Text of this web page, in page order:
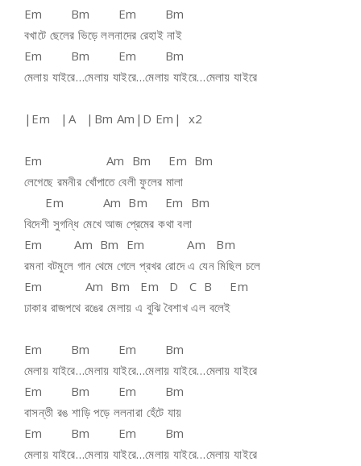
Em Bm Em Bm
বখাটে ছেলের ভিড়ে ললনাদের রেহাই নাই
Em Bm Em Bm
মেলায় যাইরে…মেলায় যাইরে…মেলায় যাইরে…মেলায় যাইরে
|Em |A |Bm Am|D Em| x2
Em Am Bm Em Bm
লেগেছে রমনীর খোঁপাতে বেলী ফুলের মালা
Em Am Bm Em Bm
বিদেশী সুগন্ধি মেখে আজ প্রেমের কথা বলা
Em Am Bm Em Am Bm
রমনা বটমুলে গান থেমে গেলে প্রখর রোদে এ যেন মিছিল চলে
Em Am Bm Em D C B Em
ঢাকার রাজপথে রঙের মেলায় এ বুঝি বৈশাখ এল বলেই
Em Bm Em Bm
মেলায় যাইরে…মেলায় যাইরে…মেলায় যাইরে…মেলায় যাইরে
Em Bm Em Bm
বাসন্তী রঙ শাড়ি পড়ে ললনারা হেঁটে যায়
Em Bm Em Bm
মেলায় যাইরে…মেলায় যাইরে…মেলায় যাইরে…মেলায় যাইরে